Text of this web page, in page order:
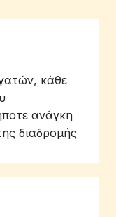
κάθε
ανάγκη
διαδρομής